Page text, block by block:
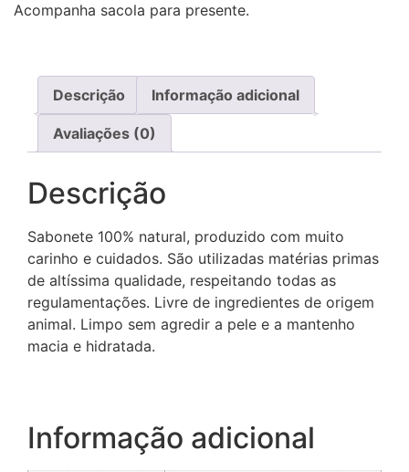
Acompanha sacola para presente.
Descrição Informação adicional
Avaliações (0)
Descrição
Sabonete 100% natural, produzido com muito
carinho e cuidados. São utilizadas matérias primas
de altíssima qualidade, respeitando todas as
regulamentações. Livre de ingredientes de origem
animal. Limpo sem agredir a pele e a mantenho
macia e hidratada.
Informação adicional